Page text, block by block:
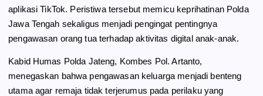
aplikasi TikTok. Peristiwa tersebut memicu keprihatinan Polda
Jawa Tengah sekaligus menjadi pengingat pentingnya
pengawasan orang tua terhadap aktivitas digital anak-anak.
Kabid Humas Polda Jateng, Kombes Pol. Artanto,
menegaskan bahwa pengawasan keluarga menjadi benteng
utama agar remaja tidak terjerumus pada perilaku yang